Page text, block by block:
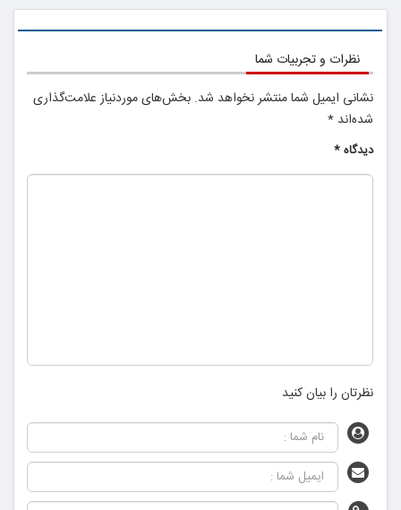
نظرات و تجربیات شما
نشانی ایمیل شما منتشر نخواهد شد. بخش‌های موردنیاز علامت‌گذاری
شده‌اند *
دیدگاه*
نظرتان را بیان کنید